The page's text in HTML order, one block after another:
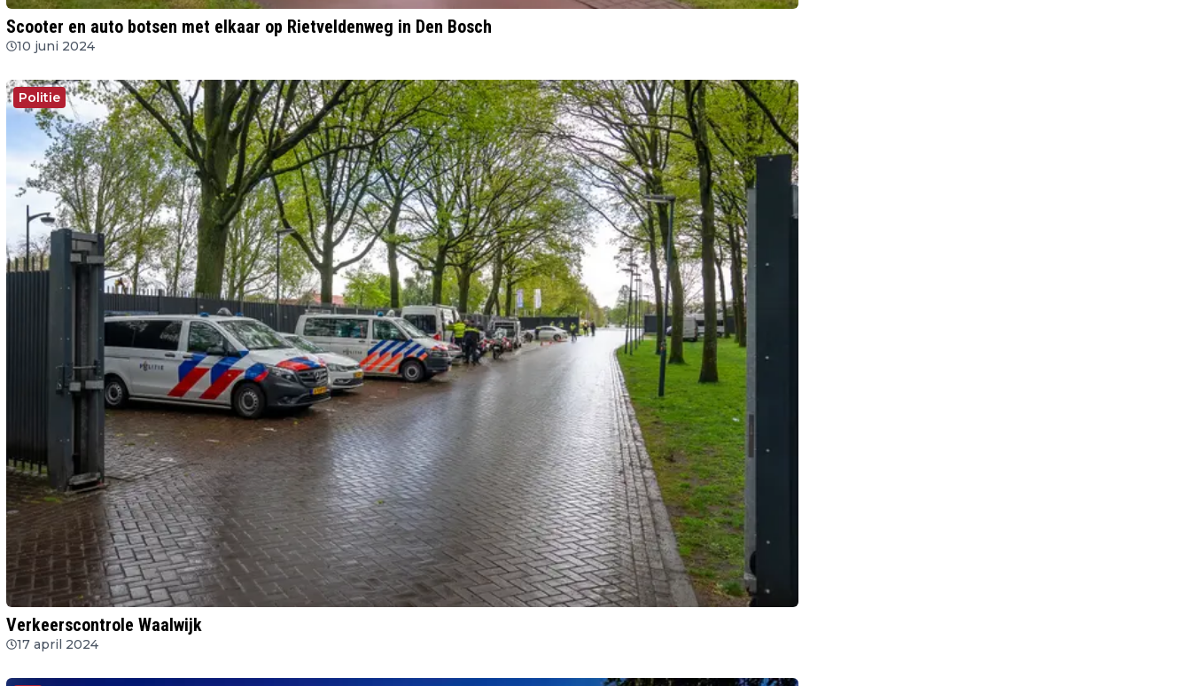
Scooter en auto botsen met elkaar op Rietveldenweg in Den Bosch
10 juni 2024
Politie
Verkeerscontrole Waalwijk
17 april 2024